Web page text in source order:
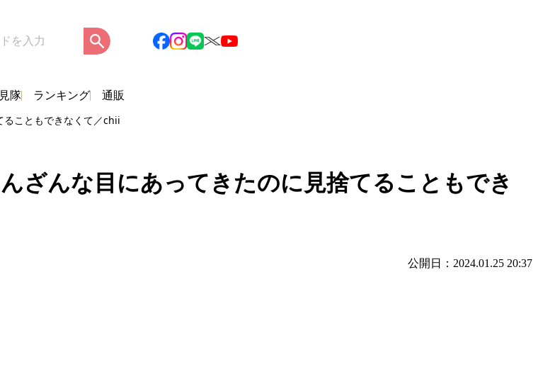
隊 ランキング 通販
ることもできなくて／chii
ざんな目にあってきたのに見捨てることもでき
公開日：2024.01.25 20:37